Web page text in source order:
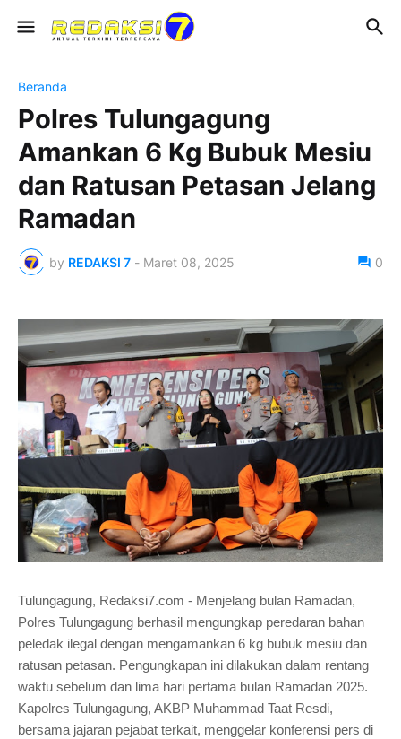
Beranda
Polres Tulungagung
Amankan 6 Kg Bubuk Mesiu
dan Ratusan Petasan Jelang
Ramadan
by REDAKSI 7 - Maret 08, 2025 0
Tulungagung, Redaksi7.com - Menjelang bulan Ramadan,
Polres Tulungagung berhasil mengungkap peredaran bahan
peledak ilegal dengan mengamankan 6 kg bubuk mesiu dan
ratusan petasan. Pengungkapan ini dilakukan dalam rentang
waktu sebelum dan lima hari pertama bulan Ramadan 2025.
Kapolres Tulungagung, AKBP Muhammad Taat Resdi,
bersama jajaran pejabat terkait, menggelar konferensi pers di